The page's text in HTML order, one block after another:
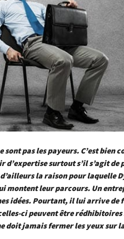
sont pas les payeurs. C’est bien
d’expertise surtout s’il s’agit
d’ailleurs la raison pour laquelle
montent leur parcours. Un
idées. Pourtant, il lui arrive de
ci peuvent être rédhibitoires
doit jamais fermer les yeux sur